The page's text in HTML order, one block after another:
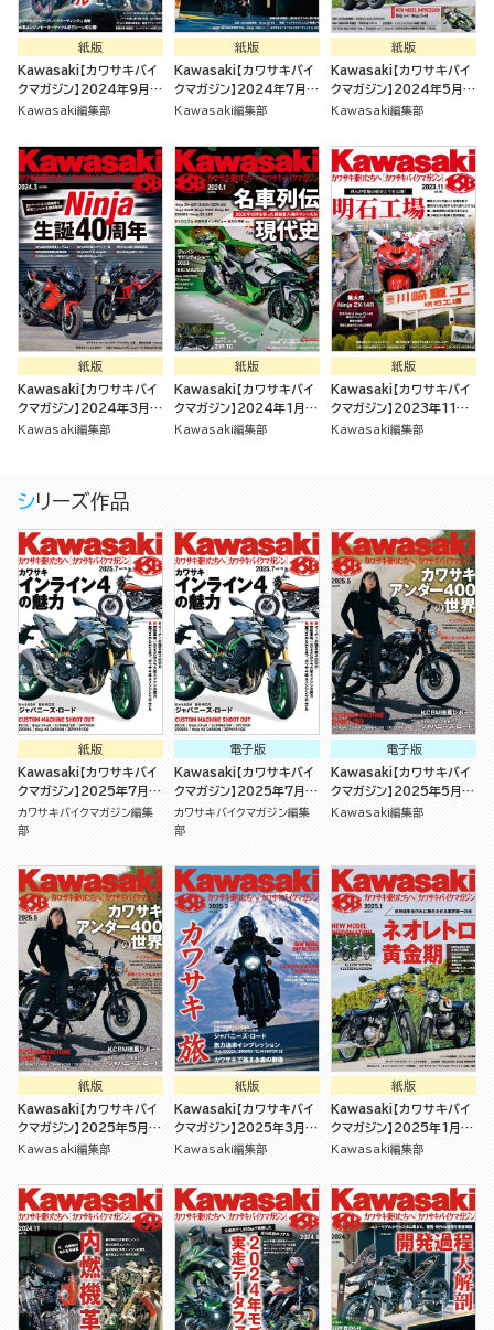
紙版
Kawasaki【カワサキバイ
クマガジン】2024年9月号
[雑誌]
Kawasaki編集部
紙版
Kawasaki【カワサキバイ
クマガジン】2024年7月号
[雑誌]
Kawasaki編集部
紙版
Kawasaki【カワサキバイ
クマガジン】2024年5月号
[雑誌]
Kawasaki編集部
紙版
Kawasaki【カワサキバイ
クマガジン】2024年3月号
[雑誌]
Kawasaki編集部
紙版
Kawasaki【カワサキバイ
クマガジン】2024年1月号
[雑誌]
Kawasaki編集部
紙版
Kawasaki【カワサキバイ
クマガジン】2023年11月
号 [雑誌]
Kawasaki編集部
シリーズ作品
紙版
Kawasaki【カワサキバイ
クマガジン】2025年7月号
[雑誌]
カワサキバイクマガジン編集
部
電子版
Kawasaki【カワサキバイ
クマガジン】2025年7月号
[雑誌]
カワサキバイクマガジン編集
部
電子版
Kawasaki【カワサキバイ
クマガジン】2025年5月号
[雑誌]
Kawasaki編集部
紙版
Kawasaki【カワサキバイ
クマガジン】2025年5月号
[雑誌]
Kawasaki編集部
紙版
Kawasaki【カワサキバイ
クマガジン】2025年3月号
[雑誌]
Kawasaki編集部
紙版
Kawasaki【カワサキバイ
クマガジン】2025年1月号
[雑誌]
Kawasaki編集部